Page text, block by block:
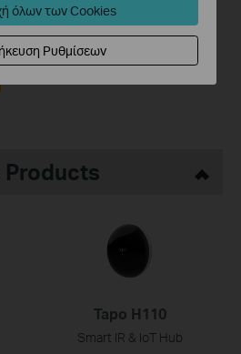
στη βελτίωση αυτού του
Products
Tapo H110
Smart IR & IoT Hub
όλων των Cookies
Ρυθμίσεων